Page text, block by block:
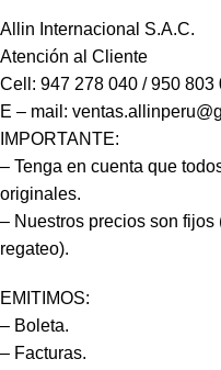
Allin Internacional S.A.C.
Atención al Cliente
Cell: 947 278 040 / 950 803
E – mail:
IMPORTANTE:
– Tenga en cuenta que
originales.
– Nuestros precios son
regateo).
EMITIMOS:
– Boleta.
– Facturas.